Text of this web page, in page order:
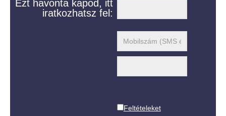
Ezt havonta kapod, itt
iratkozhatsz fel:
Feltételeket